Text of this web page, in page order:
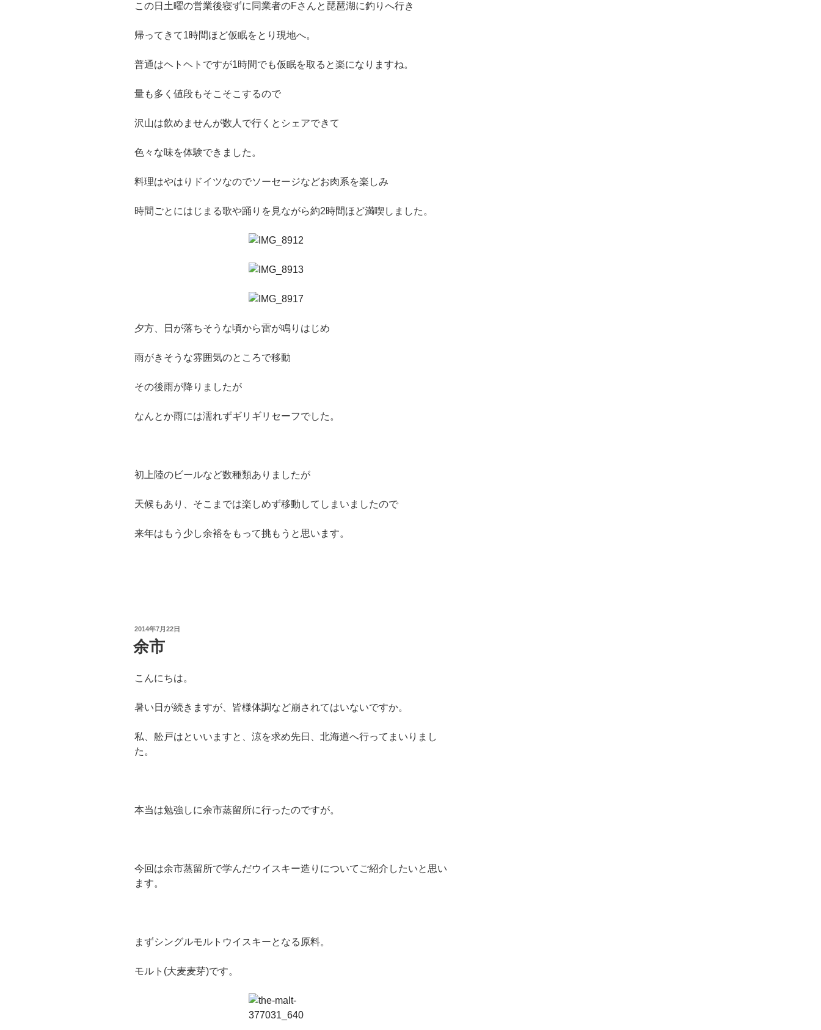
この日土曜の営業後寝ずに同業者のFさんと琵琶湖に釣りへ行き
帰ってきて1時間ほど仮眠をとり現地へ。
普通はヘトヘトですが1時間でも仮眠を取ると楽になりますね。
量も多く値段もそこそこするので
沢山は飲めませんが数人で行くとシェアできて
色々な味を体験できました。
料理はやはりドイツなのでソーセージなどお肉系を楽しみ
時間ごとにはじまる歌や踊りを見ながら約2時間ほど満喫しました。
夕方、日が落ちそうな頃から雷が鳴りはじめ
雨がきそうな雰囲気のところで移動
その後雨が降りましたが
なんとか雨には濡れずギリギリセーフでした。
初上陸のビールなど数種類ありましたが
天候もあり、そこまでは楽しめず移動してしまいましたので
来年はもう少し余裕をもって挑もうと思います。
投
稿
日:
2014年7月22日
余市
こんにちは。
暑い日が続きますが、皆様体調など崩されてはいないですか。
私、舩戸はといいますと、涼を求め先日、北海道へ行ってまいりまし
た。
本当は勉強しに余市蒸留所に行ったのですが。
今回は余市蒸留所で学んだウイスキー造りについてご紹介したいと思い
ます。
まずシングルモルトウイスキーとなる原料。
モルト(大麦麦芽)です。